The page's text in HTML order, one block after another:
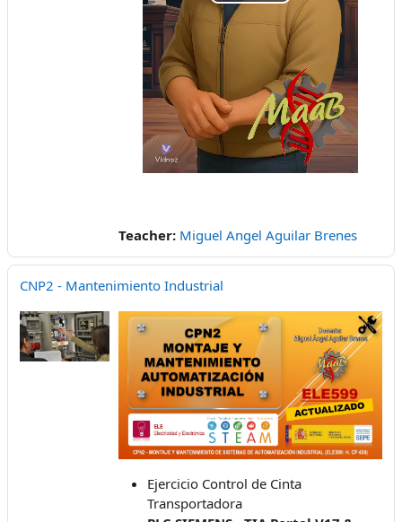
Video
Teacher: Miguel Angel Aguilar Brenes
CNP2 - Mantenimiento Industrial
Ejercicio Control de Cinta
Transportadora